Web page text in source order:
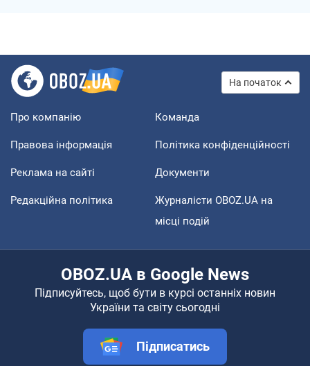
На початок
Про компанію Команда
Правова інформація Політика конфіденційності
Реклама на сайті Документи
Редакційна політика
Журналісти OBOZ.UA на
місці подій
OBOZ.UA в Google News
Підписуйтесь, щоб бути в курсі останніх новин
України та світу сьогодні
Підписатись